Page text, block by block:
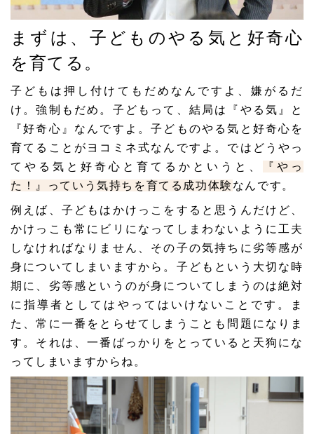
まずは、子どものやる気と好奇心
を育てる。
子どもは押し付けてもだめなんですよ、嫌がるだ
け。強制もだめ。子どもって、結局は
『やる気』と
『好奇心』 なんですよ。子どものやる気と好奇心を
育てることがヨコミネ式なんですよ。ではどうやっ
てやる気と好奇心と育てるかというと、
『やっ
た！』っていう気持ちを育てる成功体験 なんです。
例えば、子どもはかけっこをすると思うんだけど、
かけっこも常にビリになってしまわないように工夫
しなければなりません、その子の気持ちに劣等感が
身についてしまいますから。子どもという大切な時
期に、劣等感というのが身についてしまうのは絶対
に指導者としてはやってはいけないことです。ま
た、常に一番をとらせてしまうことも問題になりま
す。それは、一番ばっかりをとっていると天狗にな
ってしまいますからね。